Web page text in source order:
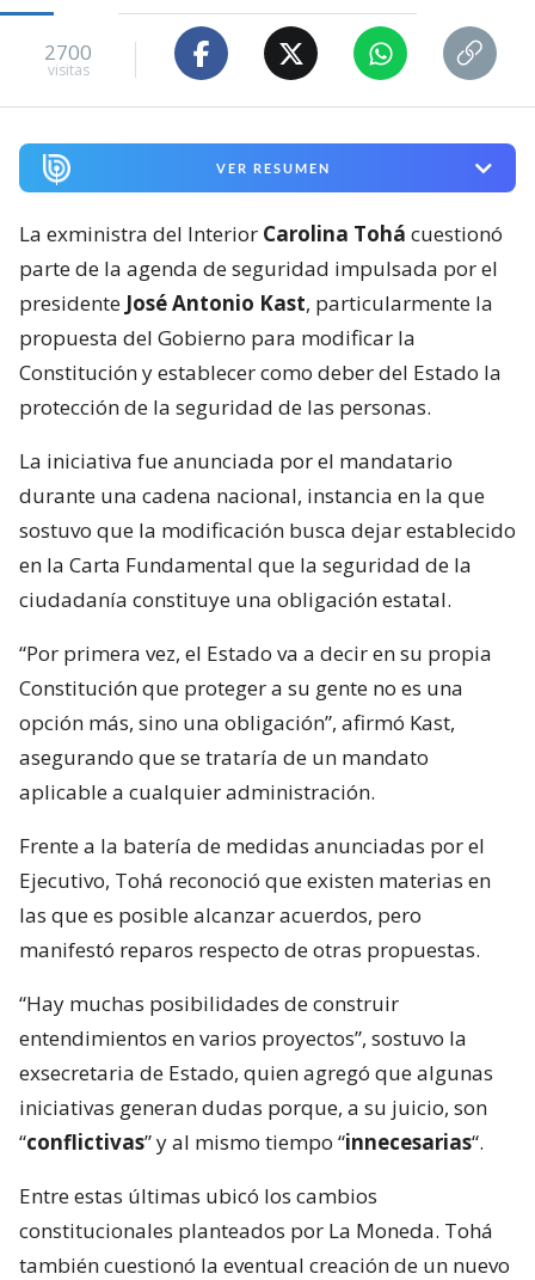
2700
visitas
VER RESUMEN
La exministra del Interior Carolina Tohá cuestionó
parte de la agenda de seguridad impulsada por el
presidente José Antonio Kast, particularmente la
propuesta del Gobierno para modificar la
Constitución y establecer como deber del Estado la
protección de la seguridad de las personas.
La iniciativa fue anunciada por el mandatario
durante una cadena nacional, instancia en la que
sostuvo que la modificación busca dejar establecido
en la Carta Fundamental que la seguridad de la
ciudadanía constituye una obligación estatal.
“Por primera vez, el Estado va a decir en su propia
Constitución que proteger a su gente no es una
opción más, sino una obligación”, afirmó Kast,
asegurando que se trataría de un mandato
aplicable a cualquier administración.
Frente a la batería de medidas anunciadas por el
Ejecutivo, Tohá reconoció que existen materias en
las que es posible alcanzar acuerdos, pero
manifestó reparos respecto de otras propuestas.
“Hay muchas posibilidades de construir
entendimientos en varios proyectos”, sostuvo la
exsecretaria de Estado, quien agregó que algunas
iniciativas generan dudas porque, a su juicio, son
“conflictivas” y al mismo tiempo “innecesarias“.
Entre estas últimas ubicó los cambios
constitucionales planteados por La Moneda. Tohá
también cuestionó la eventual creación de un nuevo